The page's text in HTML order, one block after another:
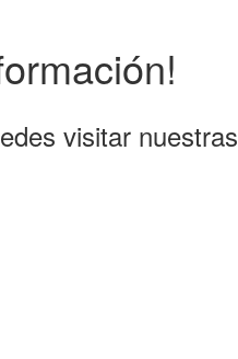
visitar